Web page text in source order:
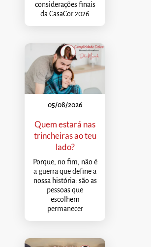
considerações finais
da CasaCor 2026
05/08/2026
Quem estará nas
trincheiras ao teu
lado?
Porque, no fim, não é
a guerra que define a
nossa história: são as
pessoas que
escolhem
permanecer